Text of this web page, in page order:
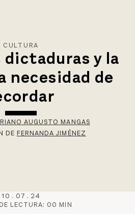
CULTURA
dictaduras y la
necesidad de
AUGUSTO MANGAS
DE FERNANDA JIMÉNEZ
10 . 07 . 24
LECTURA: 00 MIN